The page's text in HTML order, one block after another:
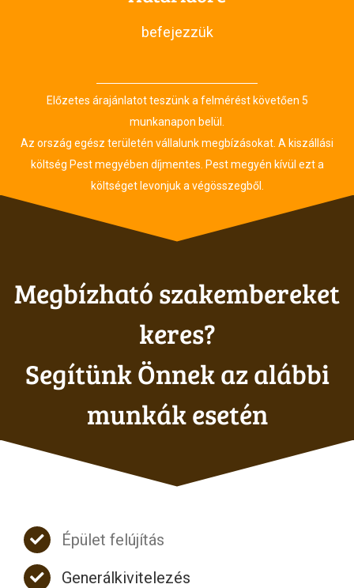
befejezzük
Előzetes árajánlatot teszünk a felmérést követően 5
munkanapon belül.
Az ország egész területén vállalunk megbízásokat. A kiszállási
költség Pest megyében díjmentes. Pest megyén kívül ezt a
költséget levonjuk a végösszegből.
Megbízható szakembereket
keres?
Segítünk Önnek az alábbi
munkák esetén
Épület felújítás
Generálkivitelezés